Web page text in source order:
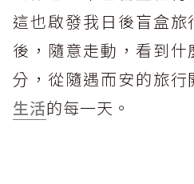
這也啟發我日後盲盒
後，隨意走動，看到
分，從隨遇而安的旅
生活的每一天。